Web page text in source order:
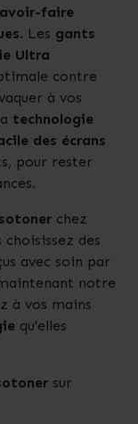
faire
. Les gants
Ultra
contre
à vos
technologie
des écrans
pour rester
chez
choisissez des
avec soin par
notre
à vos mains
qu'elles
sur